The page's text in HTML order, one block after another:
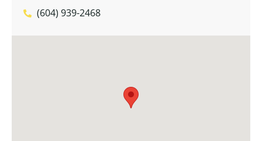
(604) 939-2468